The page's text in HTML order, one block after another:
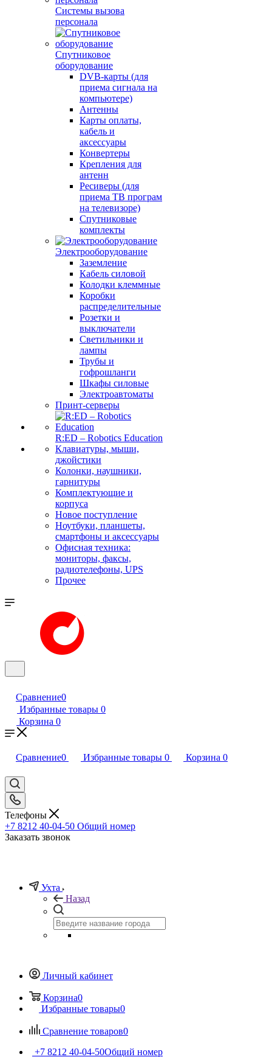
Системы вызова
персонала
Спутниковое
оборудование
DVB-карты (для
приема сигнала на
компьютере)
Антенны
Карты оплаты,
кабель и
аксессуары
Конвертеры
Крепления для
антенн
Ресиверы (для
приема ТВ програм
на телевизоре)
Спутниковые
комплекты
Электрооборудование
Заземление
Кабель силовой
Колодки клеммные
Коробки
распределительные
Розетки и
выключатели
Светильники и
лампы
Трубы и
гофрошланги
Шкафы силовые
Электроавтоматы
Принт-серверы
R:ED – Robotics Education
Клавиатуры, мыши,
джойстики
Колонки, наушники,
гарнитуры
Комплектующие и
корпуса
Новое поступление
Ноутбуки, планшеты,
смартфоны и аксессуары
Офисная техника:
мониторы, факсы,
радиотелефоны, UPS
Прочее
Сравнение0
Избранные товары 0
Корзина 0
Сравнение0 Избранные товары 0 Корзина 0
Телефоны
+7 8212 40-04-50 Общий номер
Заказать звонок
Ухта
Назад
Личный кабинет
Корзина0
Избранные товары0
Сравнение товаров0
+7 8212 40-04-50Общий номер